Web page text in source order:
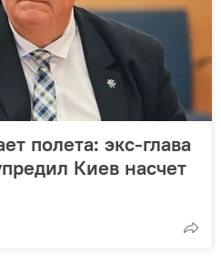
полета: экс-глава
Киев насчет